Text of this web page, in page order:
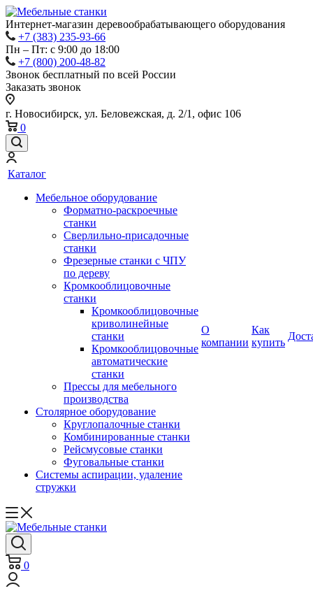
Интернет-магазин деревообрабатывающего оборудования
+7 (383) 235-93-66
Пн – Пт: с 9:00 до 18:00
+7 (800) 200-48-82
Звонок бесплатный по всей России
Заказать звонок
г. Новосибирск, ул. Беловежская, д. 2/1, офис 106
0
Каталог
Мебельное оборудование
Форматно-раскроечные
станки
Сверлильно-присадочные
станки
Фрезерные станки с ЧПУ
по дереву
Кромкооблицовочные
станки
Кромкооблицовочные
криволинейные
станки
Кромкооблицовочные
автоматические
станки
Прессы для мебельного
производства
Столярное оборудование
Круглопалочные станки
Комбинированные станки
Рейсмусовые станки
Фуговальные станки
Системы аспирации, удаление
стружки
О
компании
Как
купить
0